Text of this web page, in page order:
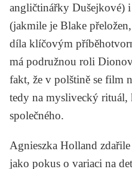
angličtinářky Dušejkové)
(jakmile je Blake
díla klíčovým
má podružnou roli
fakt, že v polštině se film
tedy na myslivecký rituál,
společného.
Agnieszka Holland
jako pokus o variaci na